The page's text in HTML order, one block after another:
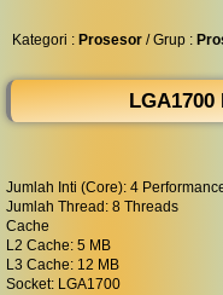
Kategori : Prosesor / Grup :
LGA1700
Jumlah Inti (Core): 4
Jumlah Thread: 8 Threads
Cache
L2 Cache: 5 MB
L3 Cache: 12 MB
Socket: LGA1700